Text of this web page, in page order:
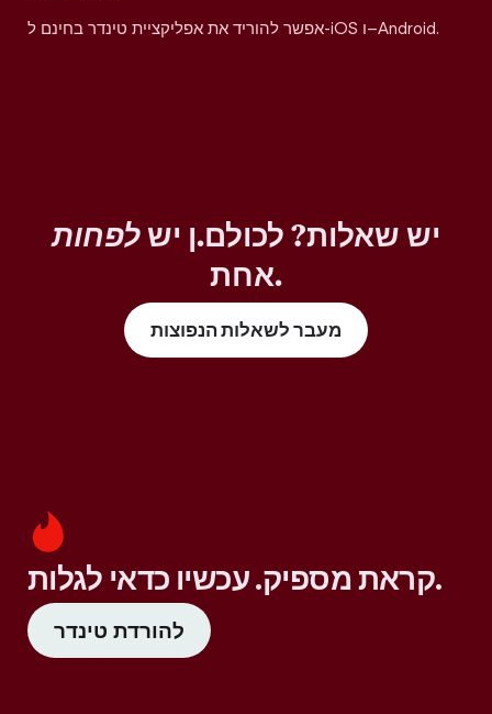
אפשר להוריד את אפליקציית טינדר בחינם ל-iOS ו–Android.
יש שאלות? לכולם.ן ישלפחות
אחת.
מעבר לשאלות הנפוצות
קראת מספיק. עכשיו כדאי לגלות.
להורדת טינדר